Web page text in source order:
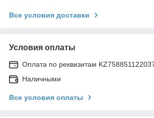
Все условия доставки
Условия оплаты
Оплата по реквизитам
Наличными
Все условия оплаты